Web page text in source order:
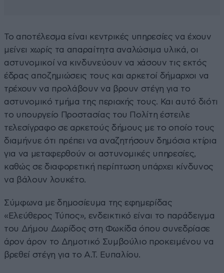
Το αποτέλεσμα είναι κεντρικές υπηρεσίες να έχουν
μείνει χωρίς τα απαραίτητα αναλώσιμα υλικά, οι
αστυνομικοί να κινδυνεύουν να χάσουν τις εκτός
έδρας αποζημιώσεις τους και αρκετοί δήμαρχοι να
τρέχουν να προλάβουν να βρουν στέγη για το
αστυνομικό τμήμα της περιοχής τους. Και αυτό διότι
το υπουργείο Προστασίας του Πολίτη έστειλε
τελεσίγραφο σε αρκετούς δήμους με το οποίο τους
διαμήνυε ότι πρέπει να αναζητήσουν δημόσια κτίρια
για να μεταφερθούν οι αστυνομικές υπηρεσίες,
καθώς σε διαφορετική περίπτωση υπάρχει κίνδυνος
να βάλουν λουκέτο.
Σύμφωνα με δημοσίευμα της εφημερίδας
«Ελεύθερος Τύπος», ενδεικτικό είναι το παράδειγμα
του Δήμου Δωρίδος στη Φωκίδα όπου συνεδρίασε
άρον άρον το Δημοτικό Συμβούλιο προκειμένου να
βρεθεί στέγη για το Α.Τ. Ευπαλίου.